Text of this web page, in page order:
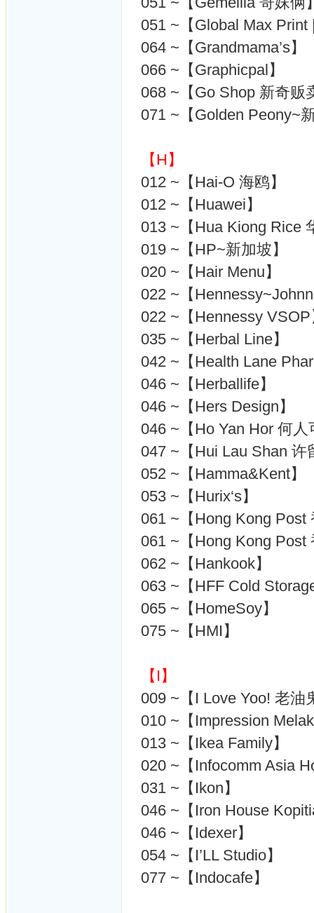
051 ~【Global Max
064 ~【Grandmama’s】
066 ~【Graphicpal】
068 ~【Go Shop 新奇贩
071 ~【Golden Peony~
【H】
012 ~【Hai-O 海鸥】
012 ~【Huawei】
013 ~【Hua Kiong Rice
019 ~【HP~新加坡】
020 ~【Hair Menu】
022 ~【
022 ~【Hennessy VSOP
035 ~【Herbal Line】
042 ~【Health Lane
046 ~【Herballife】
046 ~【Hers Design】
046 ~【Ho Yan Hor 何人
047 ~【Hui Lau Shan 许
052 ~【Hamma&Kent】
053 ~【Hurix‘s】
061 ~【Hong Kong Post
061 ~【Hong Kong Post
062 ~【Hankook】
063 ~【HFF Cold
065 ~【HomeSoy】
075 ~【HMI】
【I】
009 ~【I Love Yoo! 老油
010 ~【Impression
013 ~【Ikea Family】
020 ~【Infocomm Asia
031 ~【Ikon】
046 ~【Iron House
046 ~【Idexer】
054 ~【I’LL Studio】
077 ~【Indocafe】